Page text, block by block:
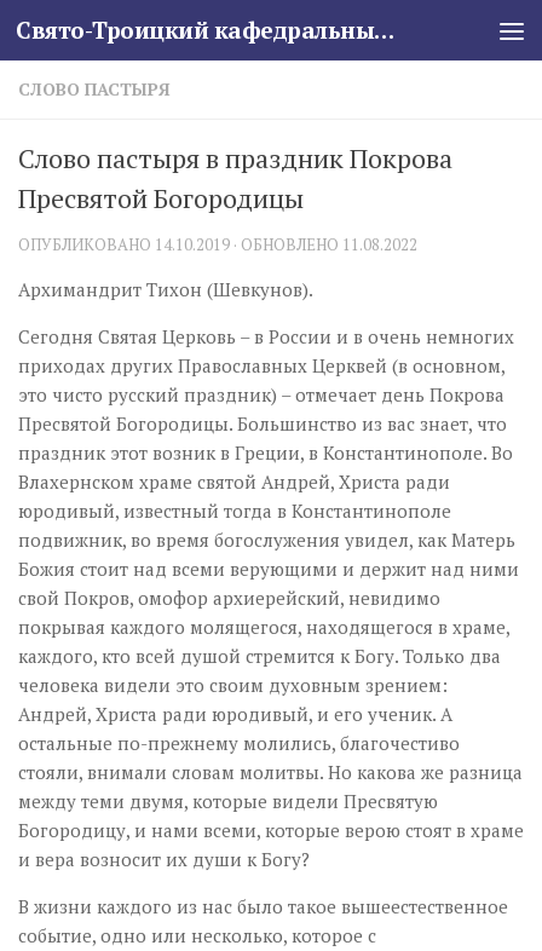
Skip to content Свято-Троицкий кафедральный собор
СЛОВО ПАСТЫРЯ
Слово пастыря в праздник Покрова
Пресвятой Богородицы
ОПУБЛИКОВАНО 14.10.2019 · ОБНОВЛЕНО 11.08.2022
Архимандрит Тихон (Шевкунов).
Сегодня Святая Церковь – в России и в очень немногих
приходах других Православных Церквей (в основном,
это чисто русский праздник) – отмечает день Покрова
Пресвятой Богородицы. Большинство из вас знает, что
праздник этот возник в Греции, в Константинополе. Во
Влахернском храме святой Андрей, Христа ради
юродивый, известный тогда в Константинополе
подвижник, во время богослужения увидел, как Матерь
Божия стоит над всеми верующими и держит над ними
свой Покров, омофор архиерейский, невидимо
покрывая каждого молящегося, находящегося в храме,
каждого, кто всей душой стремится к Богу. Только два
человека видели это своим духовным зрением:
Андрей, Христа ради юродивый, и его ученик. А
остальные по-прежнему молились, благочестиво
стояли, внимали словам молитвы. Но какова же разница
между теми двумя, которые видели Пресвятую
Богородицу, и нами всеми, которые верою стоят в храме
и вера возносит их души к Богу?
В жизни каждого из нас было такое вышеестественное
событие, одно или несколько, которое с